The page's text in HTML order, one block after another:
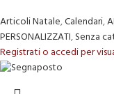
Articoli Natale,Calendari,
PERSONALIZZATI,Senza
Registrati o accedi per